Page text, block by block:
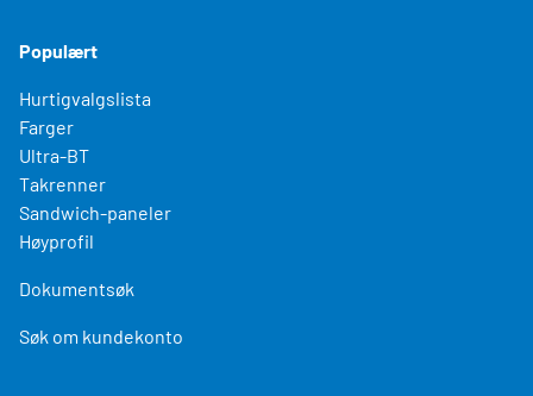
Populært
Hurtigvalgslista
Farger
Ultra-BT
Takrenner
Sandwich-paneler
Høyprofil
Dokumentsøk
Søk om kundekonto